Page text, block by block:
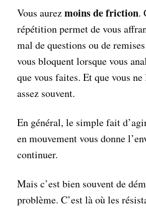
Vous aurezmoins de friction.
répétition permet de vous
mal de questions ou de
vous bloquent lorsque vous
que vous faites. Et que vous
assez souvent.
En général, le simple fait
en mouvement vous donne
continuer.
Mais c’est bien souvent de
problème. C’est là où les